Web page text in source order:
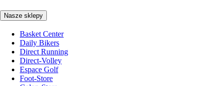
Nasze sklepy
Basket Center
Daily Bikers
Direct Running
Direct-Volley
Espace Golf
Foot-Store